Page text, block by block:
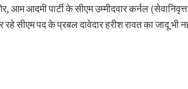
आम आदमी पार्टी के सीएम उम्मीदवार कर्नल
सीएम पद के प्रबल दावेदार हरीश रावत का जादू भी